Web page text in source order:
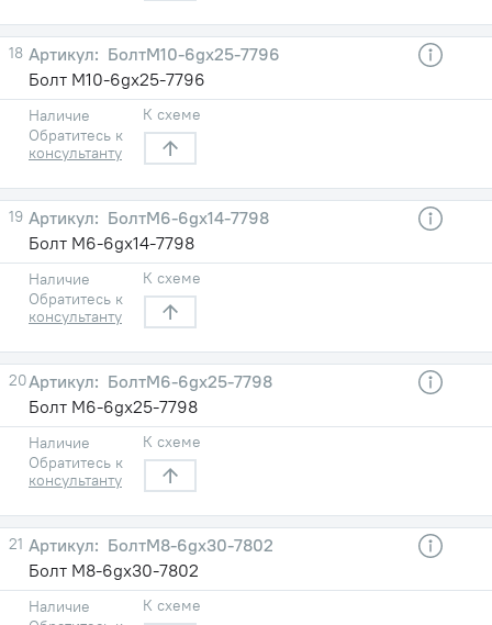
18
БолтМ10-6gх25-7796
Болт М10-6gх25-7796
Наличие
Обратитесь к
консультанту
К схеме
19
БолтМ6-6gх14-7798
Болт М6-6gх14-7798
Наличие
Обратитесь к
консультанту
К схеме
20
БолтМ6-6gх25-7798
Болт М6-6gх25-7798
Наличие
Обратитесь к
консультанту
К схеме
21
БолтМ8-6gх30-7802
Болт М8-6gх30-7802
Наличие
К схеме